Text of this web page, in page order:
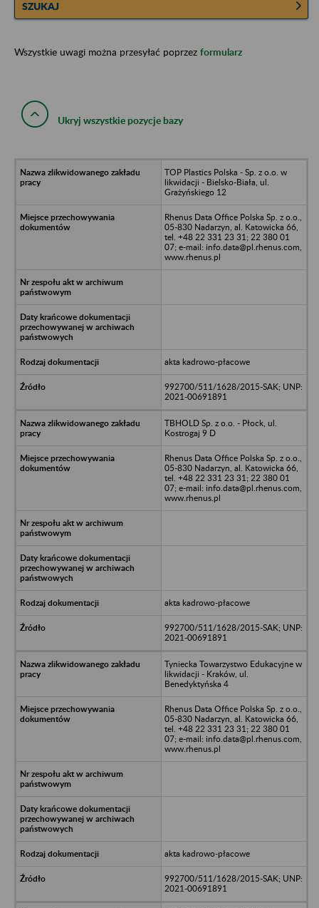
SZUKAJ
Wszystkie uwagi można przesyłać poprzez formularz
Ukryj wszystkie pozycje bazy
TOP Plastics Polska - Sp. z o.o. w
likwidacji - Bielsko-Biała, ul.
Grażyńskiego 12
Rhenus Data Office Polska Sp. z o.o.,
05-830 Nadarzyn, al. Katowicka 66,
tel. +48 22 331 23 31; 22 380 01
07; e-mail: info.data@pl.rhenus.com,
www.rhenus.pl
akta kadrowo-płacowe
992700/511/1628/2015-SAK; UNP:
2021-00691891
TBHOLD Sp. z o.o. - Płock, ul.
Kostrogaj 9 D
Rhenus Data Office Polska Sp. z o.o.,
05-830 Nadarzyn, al. Katowicka 66,
tel. +48 22 331 23 31; 22 380 01
07; e-mail: info.data@pl.rhenus.com,
www.rhenus.pl
akta kadrowo-płacowe
992700/511/1628/2015-SAK; UNP:
2021-00691891
Tyniecka Towarzystwo Edukacyjne w
likwidacji - Kraków, ul.
Benedyktyńska 4
Rhenus Data Office Polska Sp. z o.o.,
05-830 Nadarzyn, al. Katowicka 66,
tel. +48 22 331 23 31; 22 380 01
07; e-mail: info.data@pl.rhenus.com,
www.rhenus.pl
akta kadrowo-płacowe
992700/511/1628/2015-SAK; UNP:
2021-00691891